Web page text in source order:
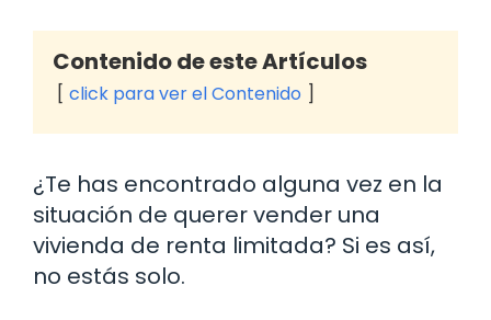
Contenido de este Artículos
click para ver el Contenido
¿Te has encontrado alguna vez en la
situación de querer vender una
vivienda de renta limitada? Si es así,
no estás solo.